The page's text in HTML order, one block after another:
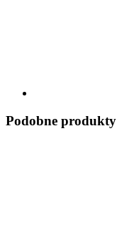
Podobne produkty